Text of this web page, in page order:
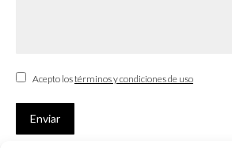
Acepto lostérminos y condiciones de uso
Enviar